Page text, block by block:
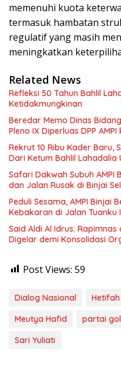
memenuhi kuota
termasuk hambatan
regulatif yang masih
meningkatkan
Related News
Refleksi 50 Tahun Bahlil
Ketidakmungkinan
Beredar Memo Dinas
Pleno IX Diperluas DPP
Rekrut 10 Ribu Kader Baru,
Dari Ketum Bahlil Lahadalia
Safari Dakwah Subuh
dan Jalan Rusak di Binjai
Peduli Sesama, AMPI Binjai
Kebakaran di Jalan Tuanku
Said Aldi Al Idrus: Rapimnas
Digelar demi Konsolidasi
Post Views: 59
Dialog Nasional
Meutya Hafid
partai
Sari Yuliati